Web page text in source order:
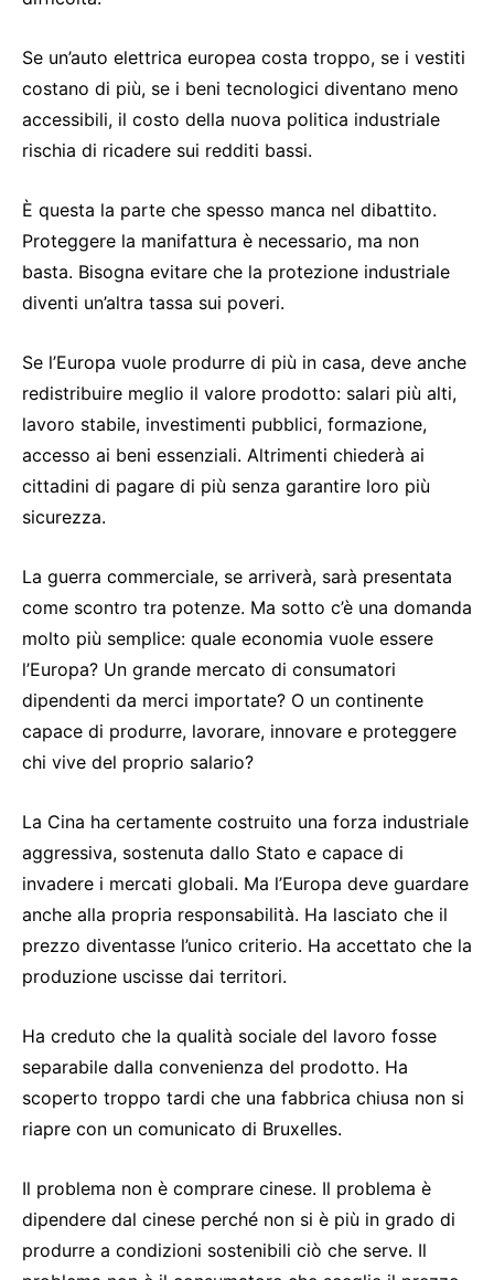
Se un’auto elettrica europea costa troppo, se i vestiti
costano di più, se i beni tecnologici diventano meno
accessibili, il costo della nuova politica industriale
rischia di ricadere sui redditi bassi.
È questa la parte che spesso manca nel dibattito.
Proteggere la manifattura è necessario, ma non
basta. Bisogna evitare che la protezione industriale
diventi un’altra tassa sui poveri.
Se l’Europa vuole produrre di più in casa, deve anche
redistribuire meglio il valore prodotto: salari più alti,
lavoro stabile, investimenti pubblici, formazione,
accesso ai beni essenziali. Altrimenti chiederà ai
cittadini di pagare di più senza garantire loro più
sicurezza.
La guerra commerciale, se arriverà, sarà presentata
come scontro tra potenze. Ma sotto c’è una domanda
molto più semplice: quale economia vuole essere
l’Europa? Un grande mercato di consumatori
dipendenti da merci importate? O un continente
capace di produrre, lavorare, innovare e proteggere
chi vive del proprio salario?
La Cina ha certamente costruito una forza industriale
aggressiva, sostenuta dallo Stato e capace di
invadere i mercati globali. Ma l’Europa deve guardare
anche alla propria responsabilità. Ha lasciato che il
prezzo diventasse l’unico criterio. Ha accettato che la
produzione uscisse dai territori.
Ha creduto che la qualità sociale del lavoro fosse
separabile dalla convenienza del prodotto. Ha
scoperto troppo tardi che una fabbrica chiusa non si
riapre con un comunicato di Bruxelles.
Il problema non è comprare cinese. Il problema è
dipendere dal cinese perché non si è più in grado di
produrre a condizioni sostenibili ciò che serve. Il